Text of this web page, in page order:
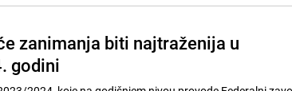
zanimanja biti najtraženija u
godini